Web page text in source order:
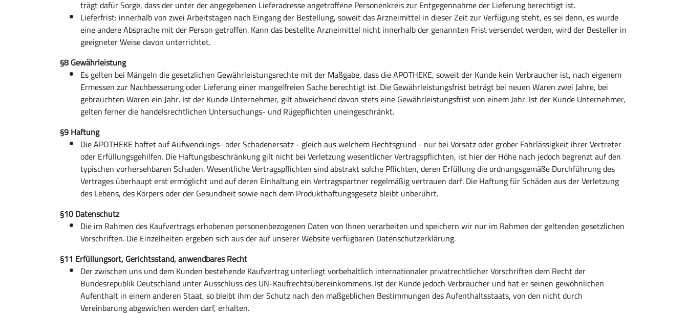
trägt dafür Sorge, dass der unter der angegebenen Lieferadresse angetroffene Personenkreis zur Entgegennahme der Lieferung berechtigt ist.
Lieferfrist: innerhalb von zwei Arbeitstagen nach Eingang der Bestellung, soweit das Arzneimittel in dieser Zeit zur Verfügung steht, es sei denn, es wurde
eine andere Absprache mit der Person getroffen. Kann das bestellte Arzneimittel nicht innerhalb der genannten Frist versendet werden, wird der Besteller in
geeigneter Weise davon unterrichtet.
§8 Gewährleistung
Es gelten bei Mängeln die gesetzlichen Gewährleistungsrechte mit der Maßgabe, dass die APOTHEKE, soweit der Kunde kein Verbraucher ist, nach eigenem
Ermessen zur Nachbesserung oder Lieferung einer mangelfreien Sache berechtigt ist. Die Gewährleistungsfrist beträgt bei neuen Waren zwei Jahre, bei
gebrauchten Waren ein Jahr. Ist der Kunde Unternehmer, gilt abweichend davon stets eine Gewährleistungsfrist von einem Jahr. Ist der Kunde Unternehmer,
gelten ferner die handelsrechtlichen Untersuchungs- und Rügepflichten uneingeschränkt.
§9 Haftung
Die APOTHEKE haftet auf Aufwendungs- oder Schadenersatz - gleich aus welchem Rechtsgrund - nur bei Vorsatz oder grober Fahrlässigkeit ihrer Vertreter
oder Erfüllungsgehilfen. Die Haftungsbeschränkung gilt nicht bei Verletzung wesentlicher Vertragspflichten, ist hier der Höhe nach jedoch begrenzt auf den
typischen vorhersehbaren Schaden. Wesentliche Vertragspflichten sind abstrakt solche Pflichten, deren Erfüllung die ordnungsgemäße Durchführung des
Vertrages überhaupt erst ermöglicht und auf deren Einhaltung ein Vertragspartner regelmäßig vertrauen darf. Die Haftung für Schäden aus der Verletzung
des Lebens, des Körpers oder der Gesundheit sowie nach dem Produkthaftungsgesetz bleibt unberührt.
§10 Datenschutz
Die im Rahmen des Kaufvertrags erhobenen personenbezogenen Daten von Ihnen verarbeiten und speichern wir nur im Rahmen der geltenden gesetzlichen
Vorschriften. Die Einzelheiten ergeben sich aus der auf unserer Website verfügbaren Datenschutzerklärung.
§11 Erfüllungsort, Gerichtsstand, anwendbares Recht
Der zwischen uns und dem Kunden bestehende Kaufvertrag unterliegt vorbehaltlich internationaler privatrechtlicher Vorschriften dem Recht der
Bundesrepublik Deutschland unter Ausschluss des UN-Kaufrechtsübereinkommens. Ist der Kunde jedoch Verbraucher und hat er seinen gewöhnlichen
Aufenthalt in einem anderen Staat, so bleibt ihm der Schutz nach den maßgeblichen Bestimmungen des Aufenthaltsstaats, von den nicht durch
Vereinbarung abgewichen werden darf, erhalten.